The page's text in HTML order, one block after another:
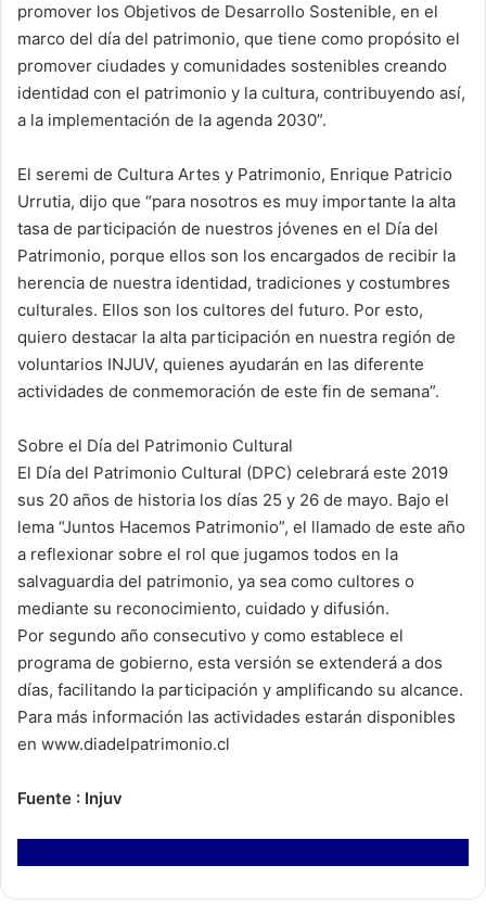
promover los Objetivos de Desarrollo Sostenible, en el
marco del día del patrimonio, que tiene como propósito el
promover ciudades y comunidades sostenibles creando
identidad con el patrimonio y la cultura, contribuyendo así,
a la implementación de la agenda 2030”.
El seremi de Cultura Artes y Patrimonio, Enrique Patricio
Urrutia, dijo que “para nosotros es muy importante la alta
tasa de participación de nuestros jóvenes en el Día del
Patrimonio, porque ellos son los encargados de recibir la
herencia de nuestra identidad, tradiciones y costumbres
culturales. Ellos son los cultores del futuro. Por esto,
quiero destacar la alta participación en nuestra región de
voluntarios INJUV, quienes ayudarán en las diferente
actividades de conmemoración de este fin de semana”.
Sobre el Día del Patrimonio Cultural
El Día del Patrimonio Cultural (DPC) celebrará este 2019
sus 20 años de historia los días 25 y 26 de mayo. Bajo el
lema “Juntos Hacemos Patrimonio”, el llamado de este año
a reflexionar sobre el rol que jugamos todos en la
salvaguardia del patrimonio, ya sea como cultores o
mediante su reconocimiento, cuidado y difusión.
Por segundo año consecutivo y como establece el
programa de gobierno, esta versión se extenderá a dos
días, facilitando la participación y amplificando su alcance.
Para más información las actividades estarán disponibles
en www.diadelpatrimonio.cl
Fuente : Injuv